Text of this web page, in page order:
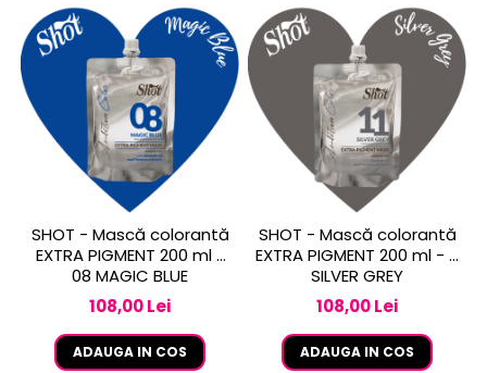
SHOT - Mască colorantă
EXTRA PIGMENT 200 ml -
08 MAGIC BLUE
108,00 Lei
ADAUGA IN COS
SHOT - Mască colorantă
EXTRA PIGMENT 200 ml - 11
SILVER GREY
108,00 Lei
ADAUGA IN COS